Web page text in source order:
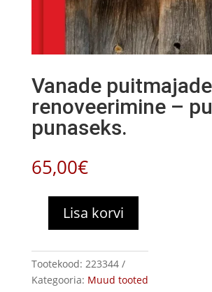
Vanade puitmajade
renoveerimine –
punaseks.
65,00€
Vanade
renoveerimine
-
puust
Lisa korvi
Tootekood: 223344
Kategooria: Muud tooted